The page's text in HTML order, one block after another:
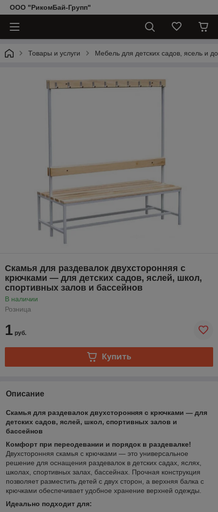
ООО "РикомБай-Групп"
Товары и услуги Мебель для детских садов, ясель и
Скамья для раздевалок двухсторонняя с
крючками — для детских садов, яслей, школ,
спортивных залов и бассейнов
В наличии
Розница
1 руб.
Купить
Описание
Скамья для раздевалок двухсторонняя с крючками — для
детских садов, яслей, школ, спортивных залов и
бассейнов
Комфорт при переодевании и порядок в раздевалке!
Двухсторонняя скамья с крючками — это универсальное
решение для оснащения раздевалок в детских садах, яслях,
школах, спортивных залах, бассейнах. Прочная конструкция
позволяет разместить детей с двух сторон, а верхняя балка с
крючками обеспечивает удобное хранение верхней одежды.
Идеально подходит для: